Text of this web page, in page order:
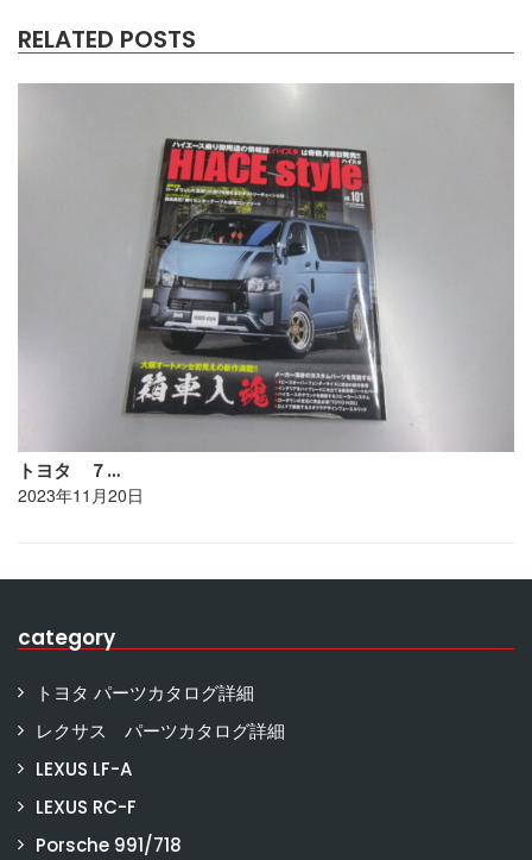
RELATED POSTS
トヨタ ７…
2023年11月20日
category
トヨタ パーツカタログ詳細
レクサス パーツカタログ詳細
LEXUS LF-A
LEXUS RC-F
Porsche 991/718